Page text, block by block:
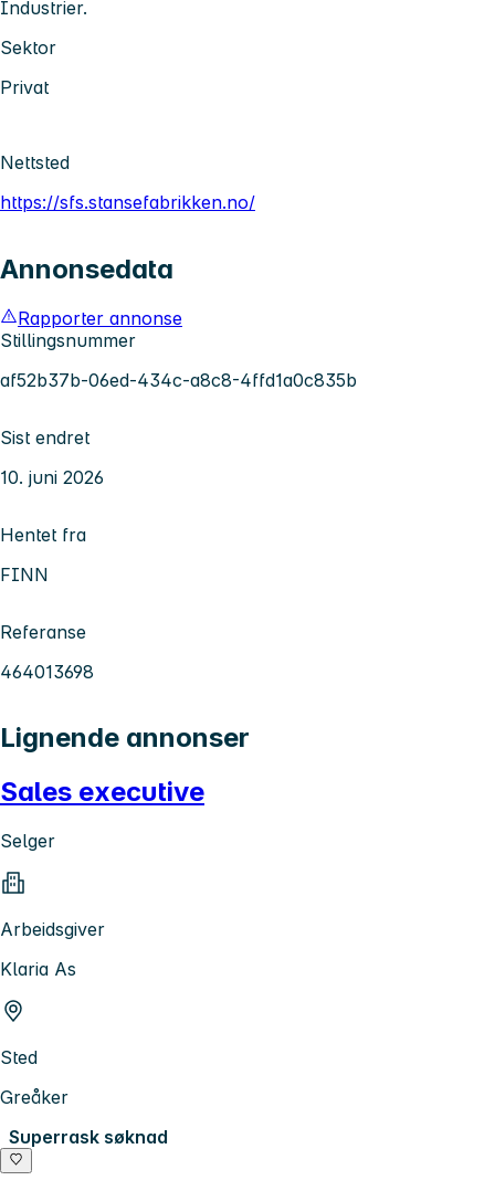
Industrier.
Sektor
Privat
Nettsted
https://sfs.stansefabrikken.no/
Annonsedata
Rapporter annonse
Stillingsnummer
af52b37b-06ed-434c-a8c8-4ffd1a0c835b
Sist endret
10. juni 2026
Hentet fra
FINN
Referanse
464013698
Lignende annonser
Sales executive
Selger
Arbeidsgiver
Klaria As
Sted
Greåker
Superrask søknad